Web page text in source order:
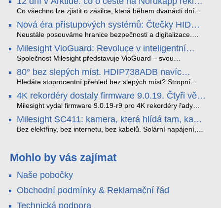
data ze SMARTBOX 2 MAX
Co všechno lze zjistit o zásilce, která během dvanácti dní
projede Arktidou? SMARTBOX 2 MAX jsme vzali na trasu z
Tromsø přes Lofoty, Kirunu a finské Laponsko až na
Nordkapp. Bez jediného dobití, v mrazu až −13 °C a mimo
otřesy i náklon. Výsledkem není jen čára na mapě, ale
podrobný datový příběh celé cesty.
Nová éra přístupových systémů: Čtečky HID
Signo
Neustále posouváme hranice bezpečnosti a digitalizace.
v oblasti kontroly přístupu – moderní a vysoce univerzální
čtečky HID Signo.
Milesight VioGuard: Revoluce v inteligentní
detekci dopravních přestupků
Společnost Milesight představuje VioGuard – svou
dopravních přestupků. Tento systém, poháněný
sofistikovanými algoritmy umělé inteligence (AI), je navržen
tak, aby poskytoval komplexní nástroje pro vymáhání
dopravních předpisů, zvyšoval bezpečnost na silnicích a
optimalizoval plynulost dopravy v moderních městech.
80° bez slepých míst. HDIP738ADB navíc
streamuje na YouTube – bez PC.
Hledáte stoprocentní přehled bez slepých míst? Stropní
panoramatická kamera HDIP738ADB skládá obraz ze dvou
4MP senzorů SONY do jednoho čistého 180° záběru bez
zkreslení. K tomu přidává AI detekci osob a vozidel,
YouTube – bez běžícího počítače.
4K rekordéry dostaly firmware 9.0.19. Čtyři věci,
které musíte vědět.
Milesight vydal firmware 9.0.19-r9 pro 4K rekordéry řady
které vám zjednoduší práci – a jedna z nich vám ušetří
spoustu zbytečných výjezdů k zákazníkům.
Milesight SC411: kamera, která hlídá tam, kam
kabel nedosáhne
Bez elektřiny, bez internetu, bez kabelů. Solární napájení,
váš telefon. Podívejte se na video.
Mohlo by vás zajímat
Naše pobočky
Obchodní podmínky & Reklamační řád
Technická podpora